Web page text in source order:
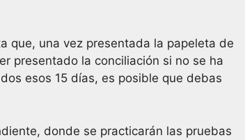
que, una vez presentada la papeleta de
presentado la conciliación si no se ha
esos 15 días, es posible que debas
donde se practicarán las pruebas